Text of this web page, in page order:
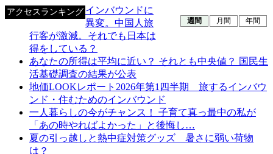
アクセスランキング
週間 月間 年間
インバウンドに
異変。中国人旅
行客が激減。それでも日本は
得をしている？
あなたの所得は平均に近い？ それとも中央値？ 国民生
活基礎調査の結果が公表
地価LOOKレポート2026年第1四半期 旅するインバウ
ンド・住むためのインバウンド
一人暮らしの今がチャンス！ 子育て真っ最中の私が
「あの時やればよかった」と後悔し…
夏の引っ越しと熱中症対策グッズ 暑さに弱い荷物
は？